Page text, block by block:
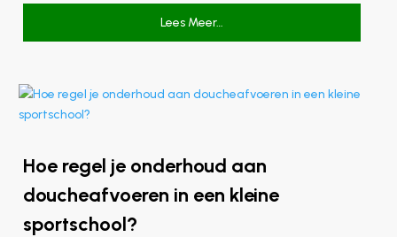
Lees Meer…
Hoe regel je onderhoud aan
doucheafvoeren in een kleine
sportschool?